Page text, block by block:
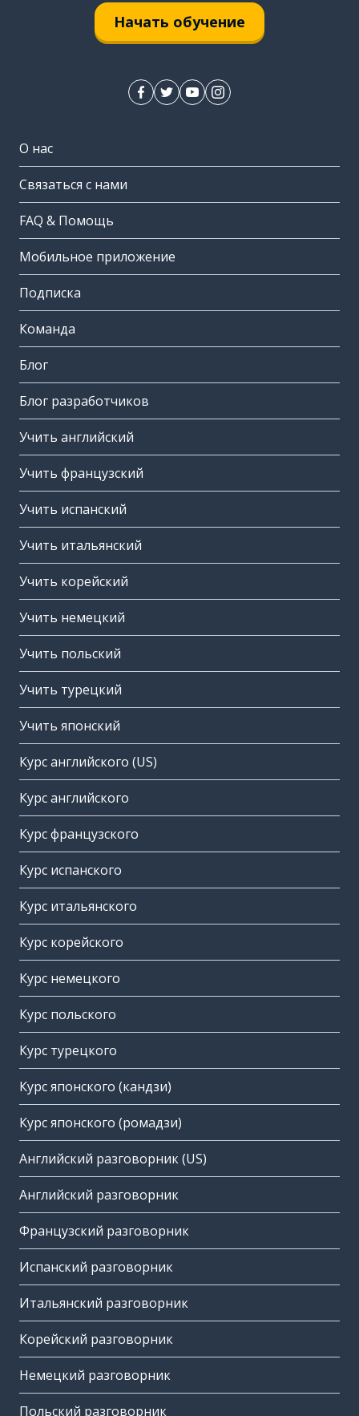
Начать обучение
О нас
Связаться с нами
FAQ & Помощь
Мобильное приложение
Подписка
Команда
Блог
Блог разработчиков
Учить английский
Учить французский
Учить испанский
Учить итальянский
Учить корейский
Учить немецкий
Учить польский
Учить турецкий
Учить японский
Курс английского (US)
Курс английского
Курс французского
Курс испанского
Курс итальянского
Курс корейского
Курс немецкого
Курс польского
Курс турецкого
Курс японского (кандзи)
Курс японского (ромадзи)
Английский разговорник (US)
Английский разговорник
Французский разговорник
Испанский разговорник
Итальянский разговорник
Корейский разговорник
Немецкий разговорник
Польский разговорник